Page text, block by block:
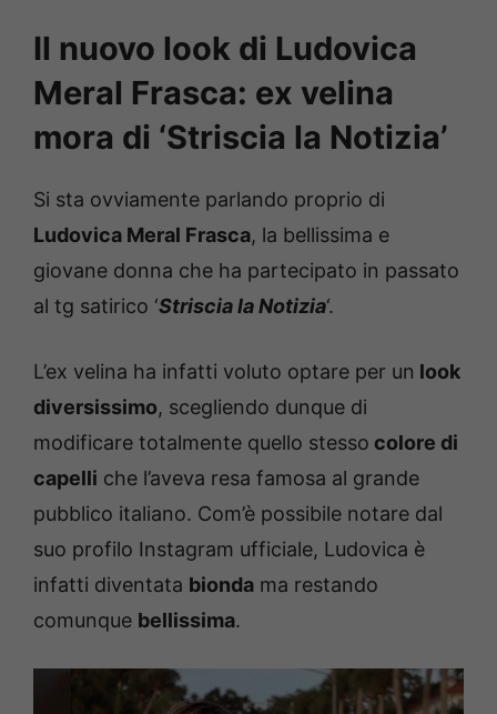
Il nuovo look di Ludovica
Meral Frasca: ex velina
mora di ‘Striscia la Notizia’
Si sta ovviamente parlando proprio di
Ludovica Meral Frasca, la bellissima e
giovane donna che ha partecipato in passato
al tg satirico ‘Striscia la Notizia‘.
L’ex velina ha infatti voluto optare per un look
diversissimo, scegliendo dunque di
modificare totalmente quello stesso colore di
capelli che l’aveva resa famosa al grande
pubblico italiano. Com’è possibile notare dal
suo profilo Instagram ufficiale, Ludovica è
infatti diventata bionda ma restando
comunque bellissima.